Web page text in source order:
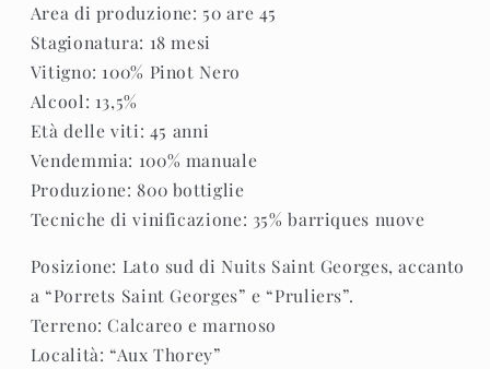
Area di produzione: 50 are 45
Stagionatura: 18 mesi
Vitigno: 100% Pinot Nero
Alcool: 13,5%
Età delle viti: 45 anni
Vendemmia: 100% manuale
Produzione: 800 bottiglie
Tecniche di vinificazione: 35% barriques nuove
Posizione: Lato sud di Nuits Saint Georges, accanto
a “Porrets Saint Georges” e “Pruliers”.
Terreno: Calcareo e marnoso
Località: “Aux Thorey”